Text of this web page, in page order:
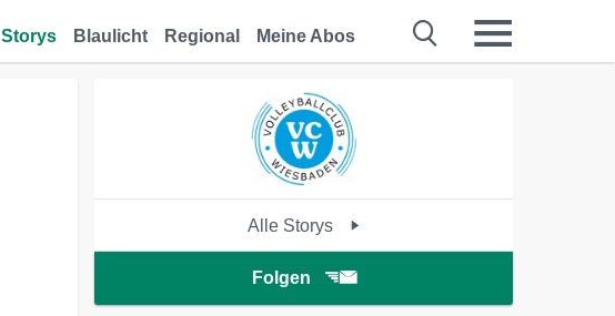
Storys Blaulicht Regional Meine Abos
Alle Storys
Folgen